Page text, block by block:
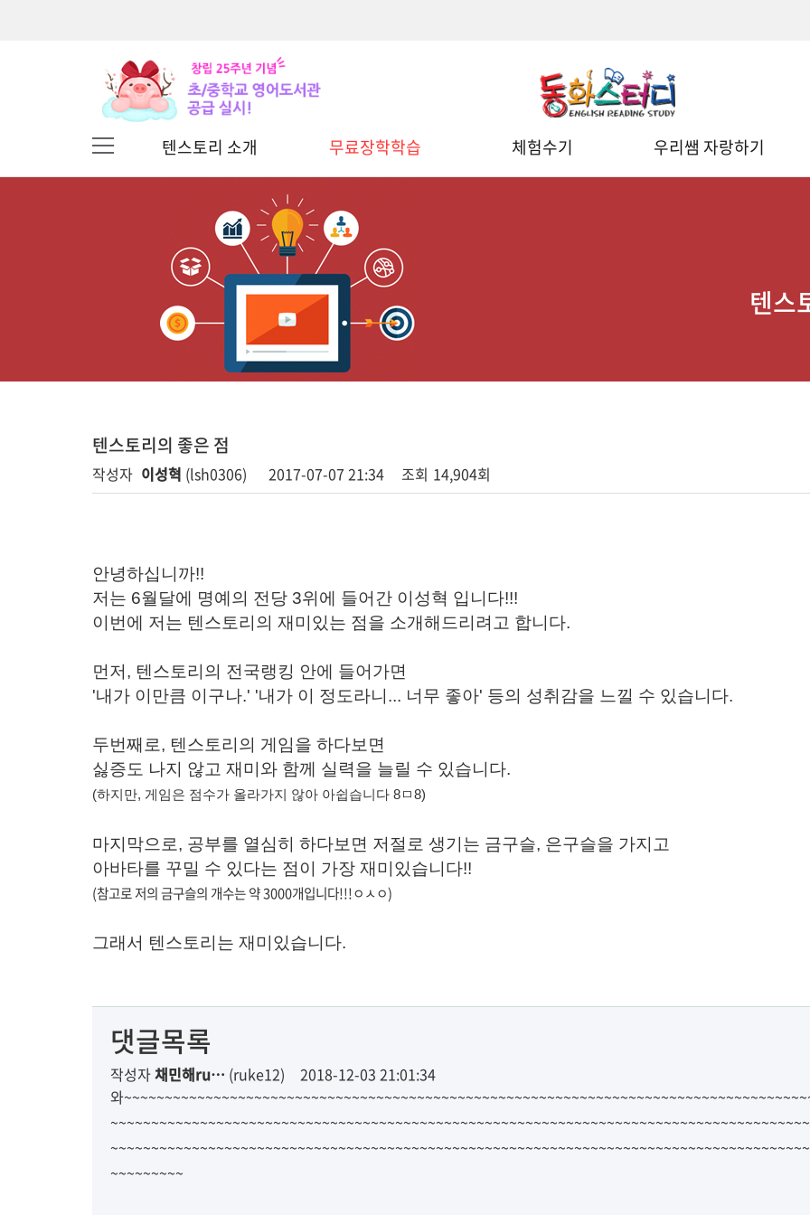
텐스토리 소개 무료장학학습 체험수기 우리쌤 자랑하기
텐스
텐스토리의 좋은 점
작성자 이성혁 (lsh0306) 2017-07-07 21:34 조회 14,904회
안녕하십니까!!
저는 6월달에 명예의 전당 3위에 들어간 이성혁 입니다!!!
이번에 저는 텐스토리의 재미있는 점을 소개해드리려고 합니다.
먼저, 텐스토리의 전국랭킹 안에 들어가면
'내가 이만큼 이구나.' '내가 이 정도라니... 너무 좋아' 등의 성취감을 느낄 수 있습니다.
두번째로, 텐스토리의 게임을 하다보면
싫증도 나지 않고 재미와 함께 실력을 늘릴 수 있습니다.
(하지만, 게임은 점수가 올라가지 않아 아쉽습니다 8ㅁ8)
마지막으로, 공부를 열심히 하다보면 저절로 생기는 금구슬, 은구슬을 가지고
아바타를 꾸밀 수 있다는 점이 가장 재미있습니다!!
(참고로 저의 금구슬의 개수는 약 3000개입니다!!!ㅇㅅㅇ)
그래서 텐스토리는 재미있습니다.
댓글목록
작성자채민해ru… (ruke12)
2018-12-03 21:01:34
와
~~~~~~~~~